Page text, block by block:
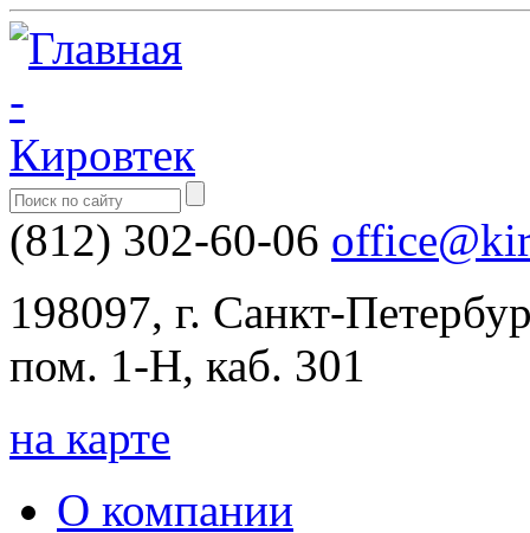
(812) 302-60-06
198097, г. Санкт-
пом. 1-Н, каб. 301
на карте
О компании